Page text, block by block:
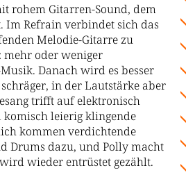
rohem Gitarren-Sound, dem
Im Refrain verbindet sich das
Melodie-Gitarre zu
mehr oder weniger
Danach wird es besser
in der Lautstärke aber
trifft auf elektronisch
komisch leierig klingende
kommen verdichtende
Drums dazu, und Polly macht
wieder entrüstet gezählt.